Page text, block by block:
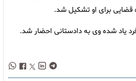
قضایی برای او تشکیل شد.
یاد شده وی به دادستانی احضار شد.